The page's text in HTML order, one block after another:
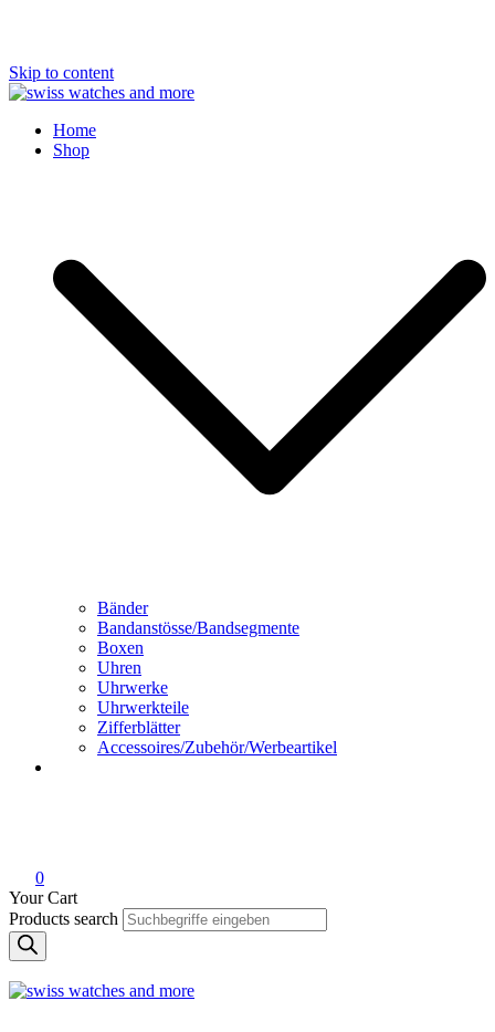
Skip to content
Swiss Watches and More
Home
Shop
Bänder
Bandanstösse/Bandsegmente
Boxen
Uhren
Uhrwerke
Uhrwerkteile
Zifferblätter
Accessoires/Zubehör/Werbeartikel
0
Your Cart
Products search